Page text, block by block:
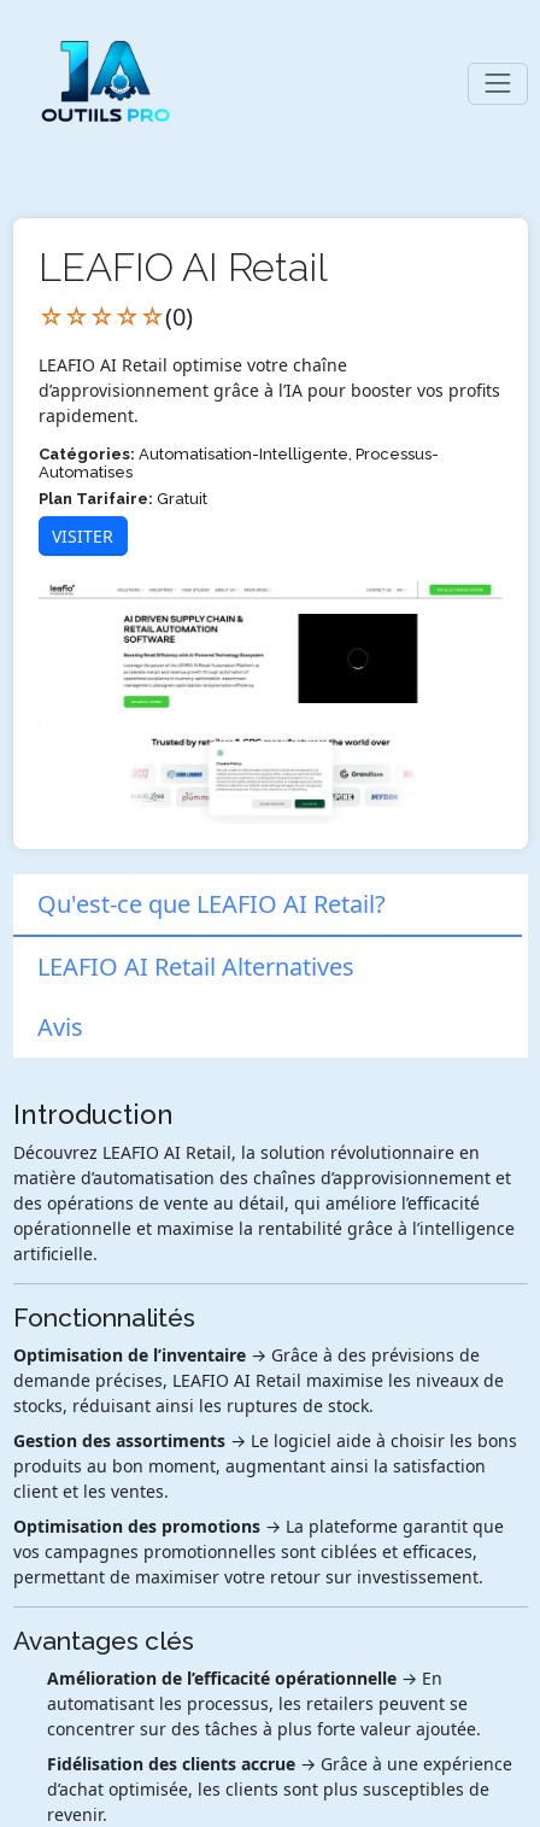
LEAFIO AI Retail
☆☆☆☆☆(0)
LEAFIO AI Retail optimise votre chaîne
d’approvisionnement grâce à l’IA pour booster vos profits
rapidement.
Catégories: Automatisation-Intelligente, Processus-
Automatises
Plan Tarifaire: Gratuit
VISITER
Qu'est-ce que LEAFIO AI Retail?
LEAFIO AI Retail Alternatives
Avis
Introduction
Découvrez LEAFIO AI Retail, la solution révolutionnaire en
matière d’automatisation des chaînes d’approvisionnement et
des opérations de vente au détail, qui améliore l’efficacité
opérationnelle et maximise la rentabilité grâce à l’intelligence
artificielle.
Fonctionnalités
Optimisation de l’inventaire→ Grâce à des prévisions de
demande précises, LEAFIO AI Retail maximise les niveaux de
stocks, réduisant ainsi les ruptures de stock.
Gestion des assortiments→ Le logiciel aide à choisir les bons
produits au bon moment, augmentant ainsi la satisfaction
client et les ventes.
Optimisation des promotions→ La plateforme garantit que
vos campagnes promotionnelles sont ciblées et efficaces,
permettant de maximiser votre retour sur investissement.
Avantages clés
Amélioration de l’efficacité opérationnelle→ En
automatisant les processus, les retailers peuvent se
concentrer sur des tâches à plus forte valeur ajoutée.
Fidélisation des clients accrue→ Grâce à une expérience
d’achat optimisée, les clients sont plus susceptibles de
revenir.